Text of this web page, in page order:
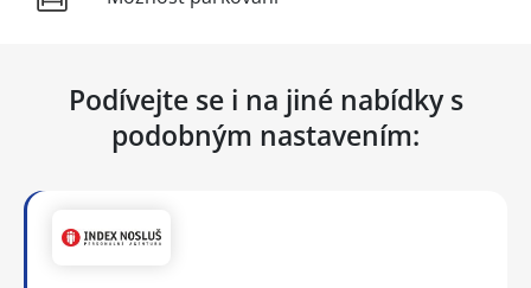
Podívejte se i na jiné nabídky s
podobným nastavením: